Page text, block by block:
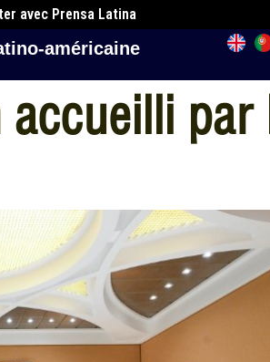
avec Prensa Latina
américaine
par